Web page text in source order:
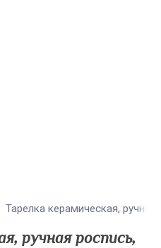
Тарелка керамическая, ручная
ручная роспись,